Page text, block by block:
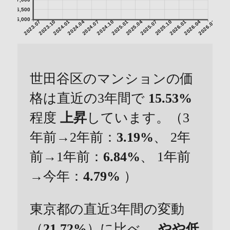
2023.072023.102024.012024.042024.072024.102025.012025.042025.072025.102026.012026.042026.07
6,000
6,500
世田谷区のマンションの価
格は直近の3年間で 15.53%
程度 上昇しています。（3
年前→2年前： 3.19%、 2年
前→1年前： 6.84%、 1年前
→今年： 4.79% ）
東京都の直近3年間の変動